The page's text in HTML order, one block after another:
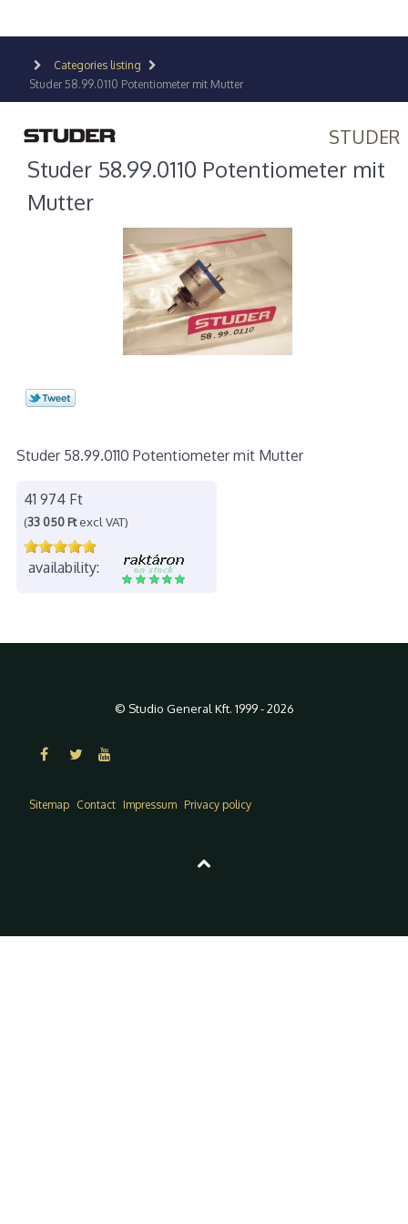
Categories listing
Studer 58.99.0110 Potentiometer mit Mutter
STUDER
Studer 58.99.0110 Potentiometer mit
Mutter
Studer 58.99.0110 Potentiometer mit Mutter
41 974 Ft
(33 050 Ftexcl VAT)
availability:
© Studio General Kft. 1999 - 2026
Sitemap Contact Impressum Privacy policy